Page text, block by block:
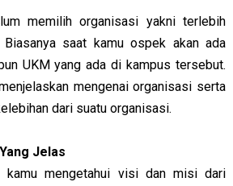
memilih organisasi yakni terlebih
saat kamu ospek akan ada
UKM yang ada di kampus tersebut.
mengenai organisasi serta
dari suatu organisasi.
Jelas
kamu mengetahui visi dan misi dari